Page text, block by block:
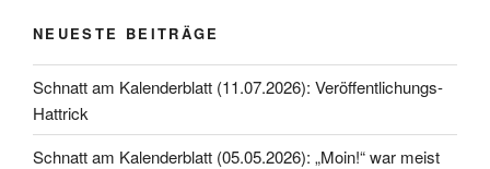
NEUESTE BEITRÄGE
Schnatt am Kalenderblatt (11.07.2026): Veröffentlichungs-
Hattrick
Schnatt am Kalenderblatt (05.05.2026): „Moin!“ war meist